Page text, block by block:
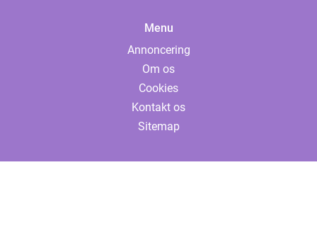
Menu
Annoncering
Om os
Cookies
Kontakt os
Sitemap